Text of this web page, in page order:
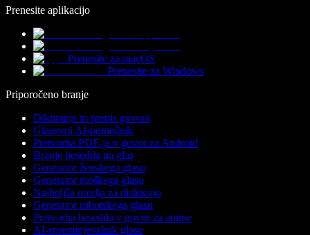
Prenesite aplikacijo
Prenesite za macOS
Prenesite za Windows
Priporočeno branje
Diktiranje in prepis govora
Glasovni AI-pomočnik
Pretvorba PDF-ja v govor za Android
Branje besedila na glas
Generator ženskega glasu
Generator moškega glasu
Najboljša orodja za disleksijo
Generator robotskega glasu
Pretvorba besedila v govor za anime
AI-spreminjevalnik glasu